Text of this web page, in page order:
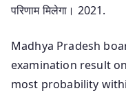
परिणाम मिलेगा। 2021.
Madhya Pradesh
examination result
most probability